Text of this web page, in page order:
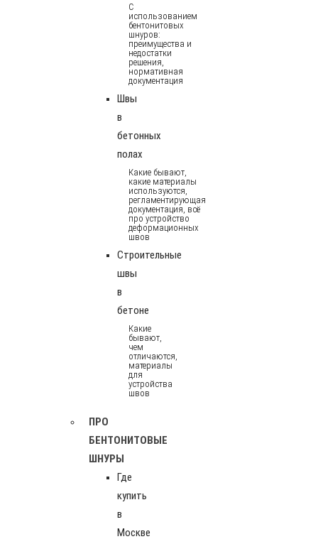
С
использованием
бентонитовых
шнуров:
преимущества и
недостатки
решения,
нормативная
документация
Швы
в
бетонных
полах
Какие бывают,
какие материалы
используются,
регламентирующая
документация, всё
про устройство
деформационных
швов
Строительные
швы
в
бетоне
Какие
бывают,
чем
отличаются,
материалы
для
устройства
швов
ПРО
БЕНТОНИТОВЫЕ
ШНУРЫ
Где
купить
в
Москве